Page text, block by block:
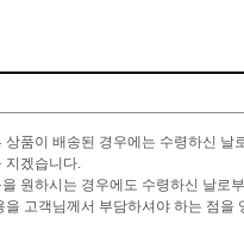
품이 배송된 경우에는 수령하신 날
지겠습니다.
원하시는 경우에도 수령하신 날로
고객님께서 부담하셔야 하는 점을